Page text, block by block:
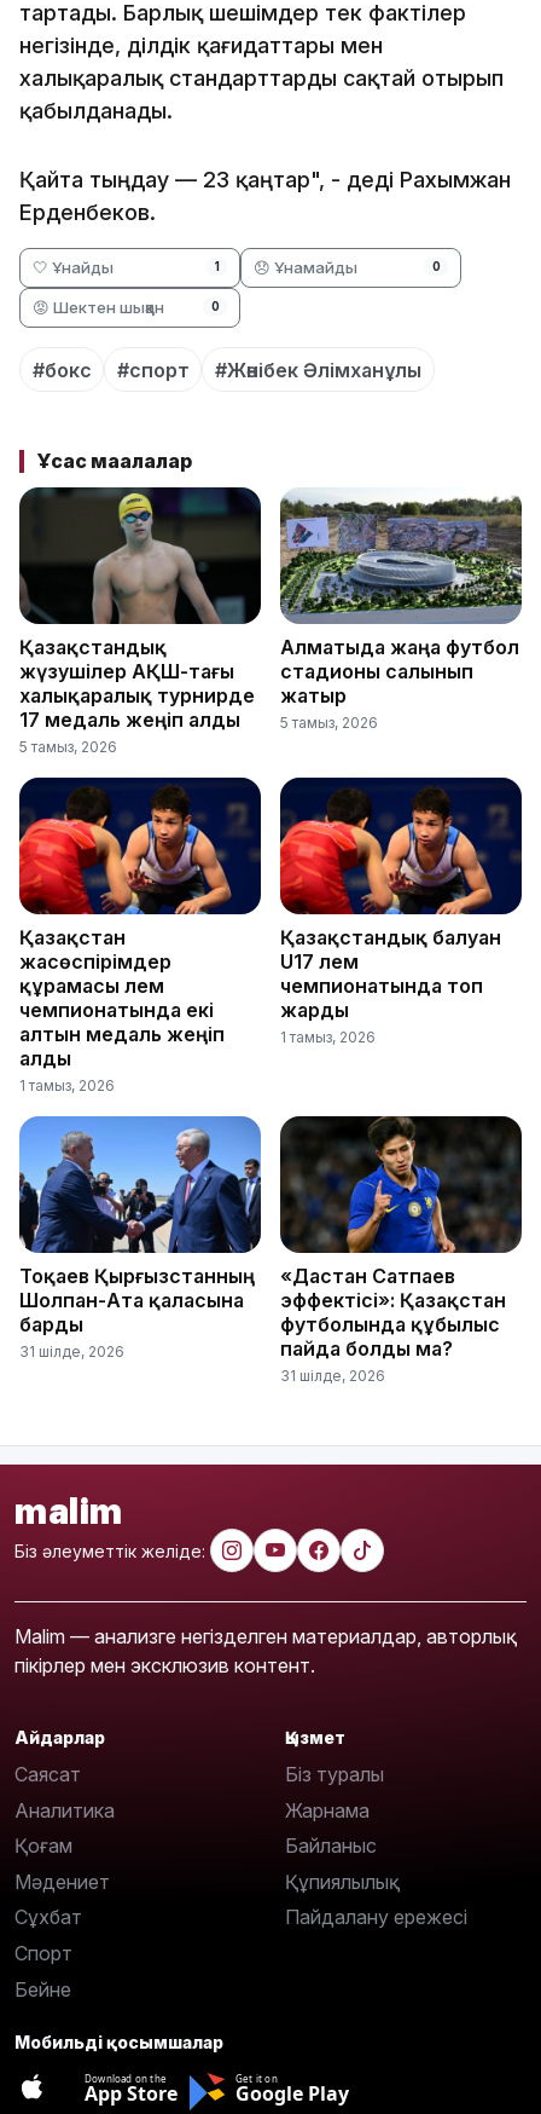
тартады. Барлық шешімдер тек фактілер
негізінде, әділдік қағидаттары мен
халықаралық стандарттарды сақтай отырып
қабылданады.
Қайта тыңдау — 23 қаңтар", - деді Рахымжан
Ерденбеков.
🤍 Ұнайды 1 😞 Ұнамайды 0
😡 Шектен шыққан 0
#бокс #спорт #Жәнібек Әлімханұлы
Ұқсас мақалалар
Қазақстандық
жүзушілер АҚШ-тағы
халықаралық турнирде
17 медаль жеңіп алды
5 тамыз, 2026
Алматыда жаңа футбол
стадионы салынып
жатыр
5 тамыз, 2026
Қазақстан
жасөспірімдер
құрамасы әлем
чемпионатында екі
алтын медаль жеңіп
алды
1 тамыз, 2026
Қазақстандық балуан
U17 әлем
чемпионатында топ
жарды
1 тамыз, 2026
Тоқаев Қырғызстанның
Шолпан-Ата қаласына
барды
31 шілде, 2026
«Дастан Сатпаев
эффектісі»: Қазақстан
футболында құбылыс
пайда болды ма?
31 шілде, 2026
malim
Біз әлеуметтік желіде:
Malim — анализге негізделген материалдар, авторлық
пікірлер мен эксклюзив контент.
Айдарлар
Саясат
Аналитика
Қоғам
Мәдениет
Сұхбат
Спорт
Бейне
Қызмет
Біз туралы
Жарнама
Байланыс
Құпиялылық
Пайдалану ережесі
Мобильді қосымшалар
Download on the
App Store
Get it on
Google Play